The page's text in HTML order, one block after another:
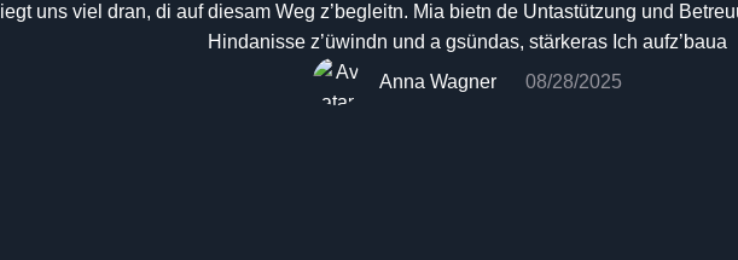
liegt uns viel dran, di auf diesam Weg z’begleitn. Mia bietn de Untastützung und
Hindanisse z’üwindn und a gsündas, stärkeras Ich aufz’baua
Anna Wagner
08/28/2025